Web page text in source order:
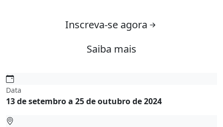
Inscreva-se agora
Saiba mais
Data
13 de setembro a 25 de outubro de 2024